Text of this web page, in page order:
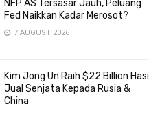
NFP AS Tersasar Jauh, Peluang
Fed Naikkan Kadar Merosot?
7 AUGUST 2026
Kim Jong Un Raih $22 Billion Hasil
Jual Senjata Kepada Rusia &
China